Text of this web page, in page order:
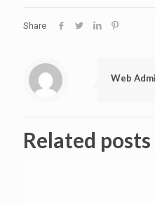
Share
Web
Related posts